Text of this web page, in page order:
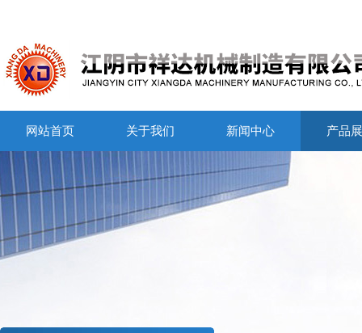
网站首页 关于我们 新闻中心 产品